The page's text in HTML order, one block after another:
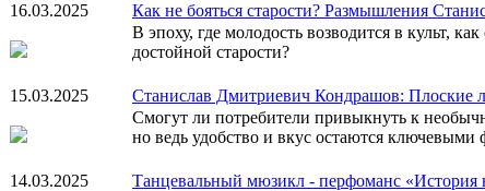
16.03.2025
Как не бояться старости? Размышления
В эпоху, где молодость возводится в культ,
достойной старости?
15.03.2025
Станислав Дмитриевич Кондрашов: Плоские
Смогут ли потребители привыкнуть к
но ведь удобство и вкус остаются
14.03.2025
Танцевальный мюзикл - перфоманс «История